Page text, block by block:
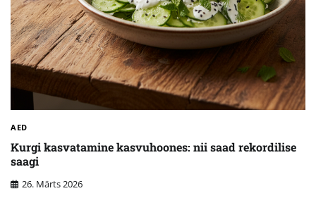
AED
Kurgi kasvatamine kasvuhoones: nii saad rekordilise
saagi
26. Märts 2026